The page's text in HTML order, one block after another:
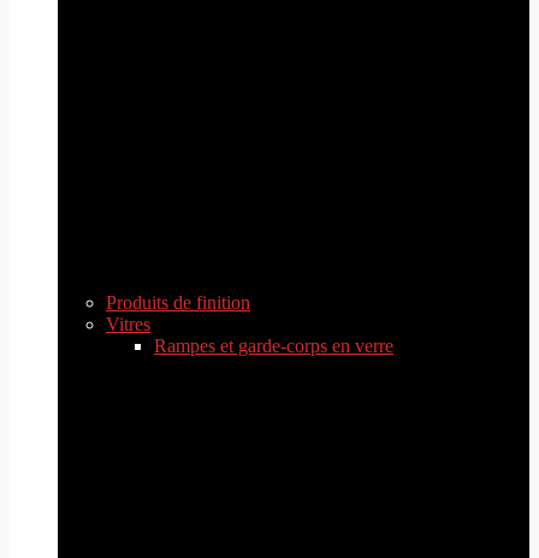
Produits de finition
Vitres
Rampes et garde-corps en verre